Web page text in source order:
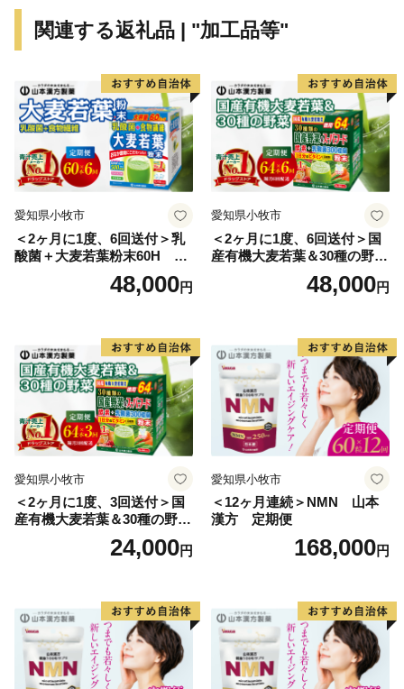
的航空公園では、JAXAや民間企業・大学による航空宇
ペースポートの実現に向けて取り組んでいます。ご当地
宇宙食や野外フェスなど宇宙をテーマにしたまちづくり
活動も盛んです。
②海・山・川が、全部ある！
る日本一の清流歴舟川。太平洋と海岸に広がる美しい原
生花園や湖沼群。海・山・川が全て中心市街地から30分
大自然、アウトドアフィールドが広がっています。
③大自然でのびのび子育て
大樹町の子育て環境はあたたかく、学びに溢れ、とても
ユニーク。酪農や漁業が身近にある強みを活かした「食
育」授業。森に子ども達の秘密基地をつくったり、自然
をまるごと遊び場にしてしまうこともできます。子ども
が子どもらしくおもいきり遊び学ぶことができるのが、
大樹の子育ての魅力です。「子どもたちはまちの宝」。
地域みんなが家族のように、あたたかく子供たちの成長
を見守っています。
大樹町では日々新たなチャレンジが生まれています。グ
ルメで町おこしを目指した「チーズ＆サーモン丼」、町
内外の若者が企画する野外音楽フェス「宇宙の森フェ
ス」、テレワークセンター構想など、チャレンジがまた
関連する返礼品 | "加工品等"
愛知県小牧市
＜2ヶ月に1度、6回送付＞乳
酸菌＋大麦若葉粉末60H 山
48,000円
愛知県小牧市
＜2ヶ月に1度、6回送付＞国
産有機大麦若葉＆30種の野
菜 山本漢方 定期便
48,000円
愛知県小牧市
＜2ヶ月に1度、3回送付＞国
産有機大麦若葉＆30種の野
菜 山本漢方 定期便
24,000円
愛知県小牧市
＜12ヶ月連続＞NMN 山本
漢方 定期便
168,000円